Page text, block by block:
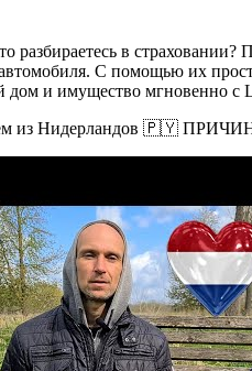
разбираетесь в
С помощью их
дом и имущество мгновенно с
из Нидерландов 🇵🇾